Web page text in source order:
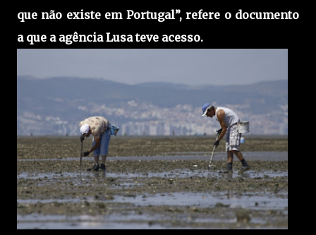
que não existe em Portugal”, refere o documento
a que a agência Lusa teve acesso.